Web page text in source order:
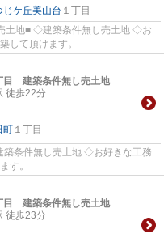
じケ丘美山台 １丁目
地■ ◇建築条件無し売土地 ◇お
して頂けます。
建築条件無し売土地
徒歩22分
町 １丁目
条件無し売土地 ◇お好きな工務
す。
建築条件無し売土地
徒歩23分